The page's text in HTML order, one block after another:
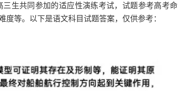
生共同参加的适应性演练考试，试题参考高考命
等。以下是语文科目试题答案，仅供参考：